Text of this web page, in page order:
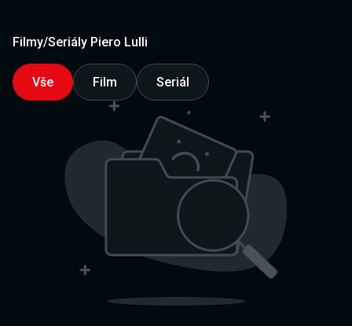
Filmy/Seriály Piero Lulli
Vše Film Seriál